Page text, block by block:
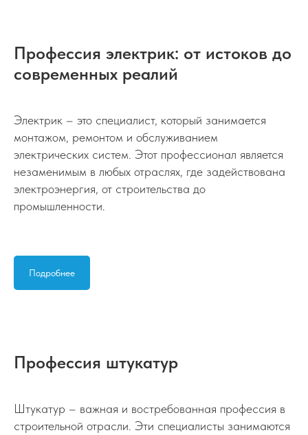
Профессия электрик: от истоков до
современных реалий
Электрик – это специалист, который занимается
монтажом, ремонтом и обслуживанием
электрических систем. Этот профессионал является
незаменимым в любых отраслях, где задействована
электроэнергия, от строительства до
промышленности.
Подробнее
Профессия штукатур
Штукатур – важная и востребованная профессия в
строительной отрасли. Эти специалисты занимаются